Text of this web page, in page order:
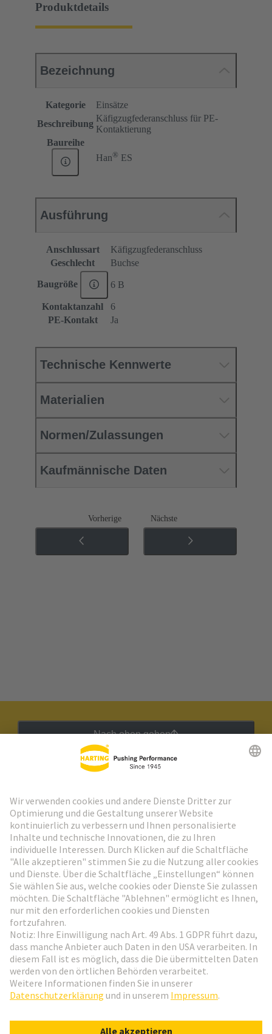
Produktdetails
Bezeichnung
Kategorie
Einsätze
Beschreibung
Käfigzugfederanschluss für PE-
Kontaktierung
Baureihe
Han® ES
Ausführung
Anschlussart
Käfigzugfederanschluss
Geschlecht
Buchse
Baugröße 6 B
Kontaktanzahl
6
PE-Kontakt
Ja
Technische Kennwerte
Materialien
Normen/Zulassungen
Kaufmännische Daten
Vorherige Nächste
Nach oben gehen
Weiter zur Anmeldung
Social Media
Deutschland Deutsch